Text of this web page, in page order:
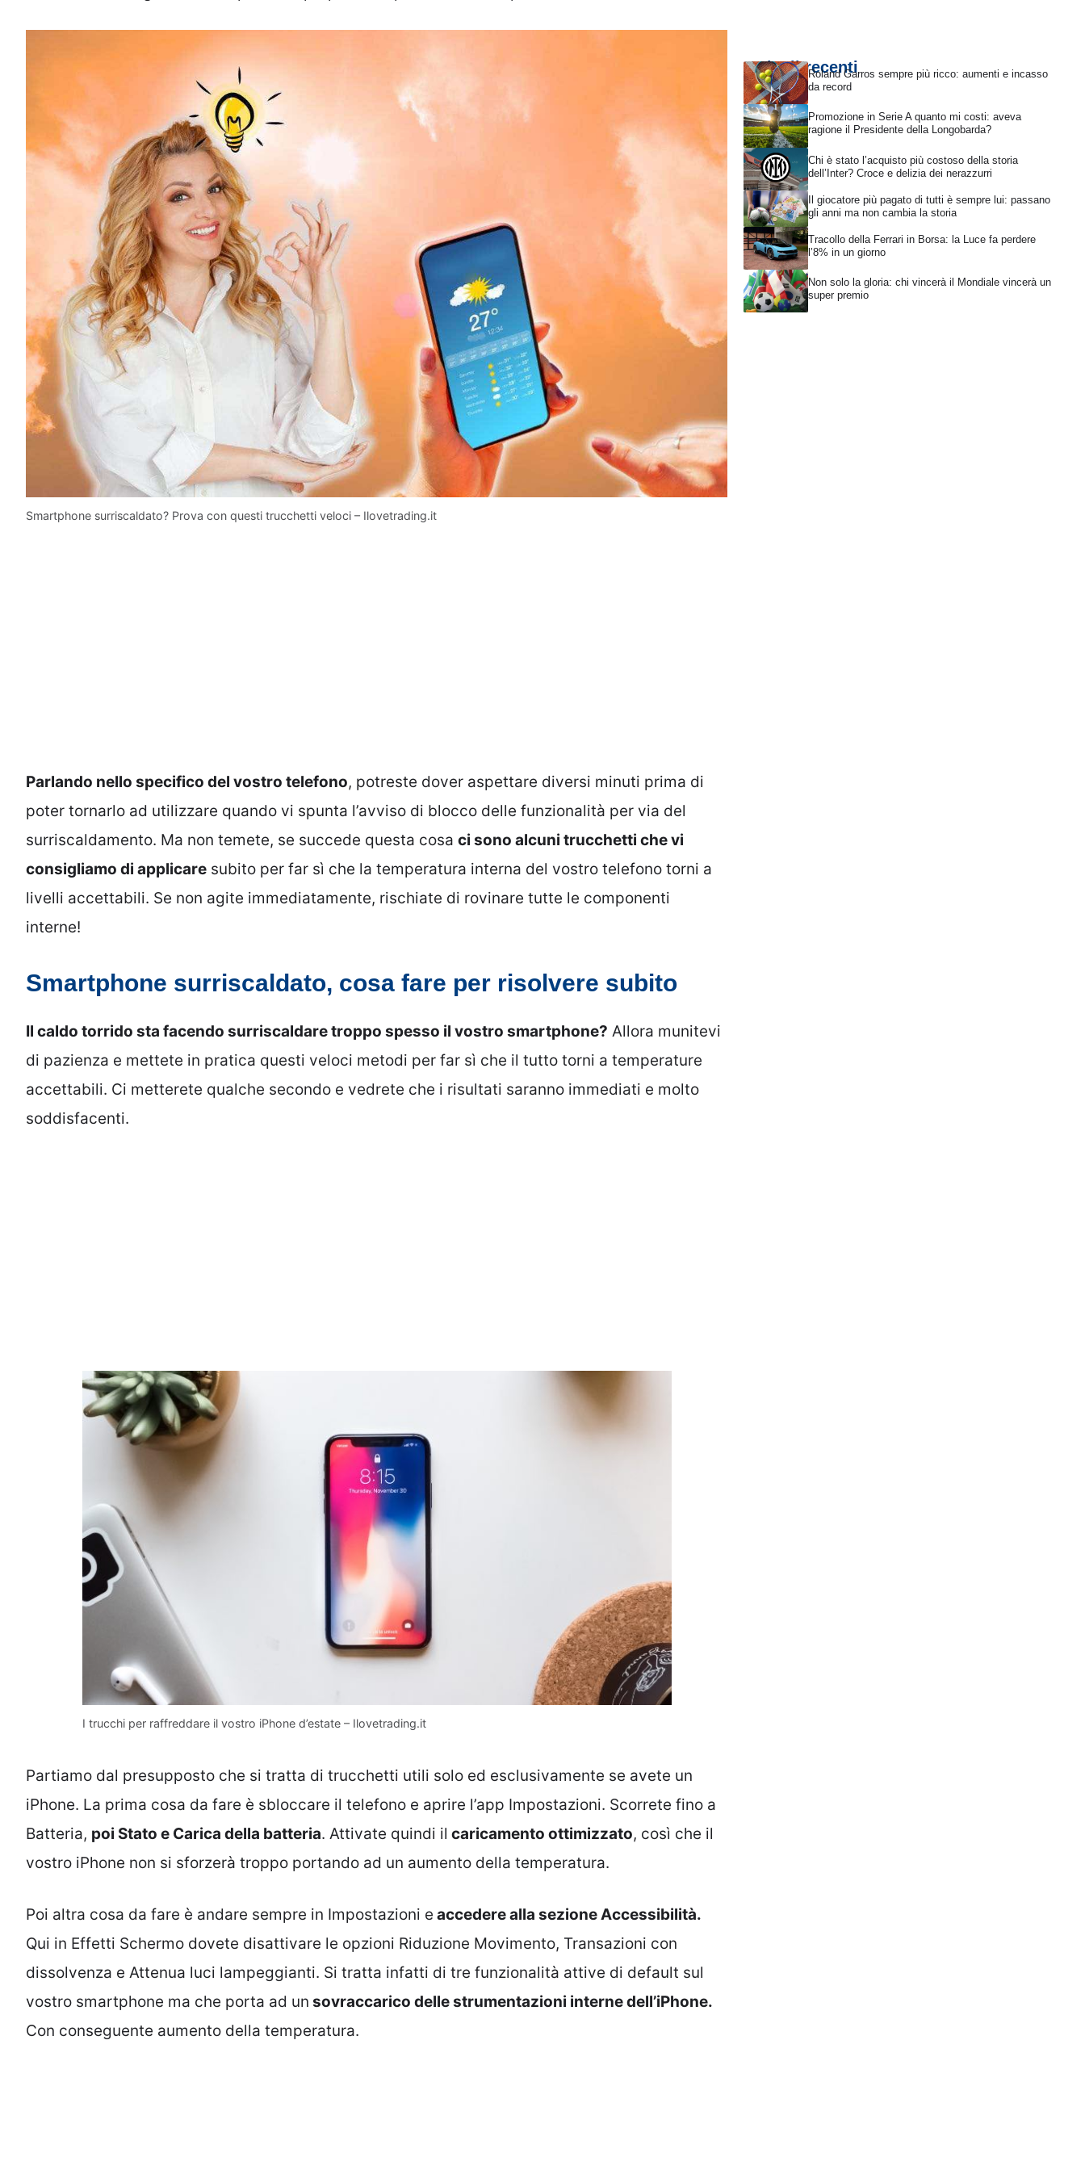
Smartphone surriscaldato? Prova con questi trucchetti veloci – Ilovetrading.it
Parlando nello specifico del vostro telefono, potreste dover aspettare diversi minuti prima di
poter tornarlo ad utilizzare quando vi spunta l’avviso di blocco delle funzionalità per via del
surriscaldamento. Ma non temete, se succede questa cosa ci sono alcuni trucchetti che vi
consigliamo di applicare subito per far sì che la temperatura interna del vostro telefono torni a
livelli accettabili. Se non agite immediatamente, rischiate di rovinare tutte le componenti
interne!
Smartphone surriscaldato, cosa fare per risolvere subito
Il caldo torrido sta facendo surriscaldare troppo spesso il vostro smartphone? Allora munitevi
di pazienza e mettete in pratica questi veloci metodi per far sì che il tutto torni a temperature
accettabili. Ci metterete qualche secondo e vedrete che i risultati saranno immediati e molto
soddisfacenti.
I trucchi per raffreddare il vostro iPhone d’estate – Ilovetrading.it
Partiamo dal presupposto che si tratta di trucchetti utili solo ed esclusivamente se avete un
iPhone. La prima cosa da fare è sbloccare il telefono e aprire l’app Impostazioni. Scorrete fino a
Batteria, poi Stato e Carica della batteria. Attivate quindi il caricamento ottimizzato, così che il
vostro iPhone non si sforzerà troppo portando ad un aumento della temperatura.
Poi altra cosa da fare è andare sempre in Impostazioni e accedere alla sezione Accessibilità.
Qui in Effetti Schermo dovete disattivare le opzioni Riduzione Movimento, Transazioni con
dissolvenza e Attenua luci lampeggianti. Si tratta infatti di tre funzionalità attive di default sul
vostro smartphone ma che porta ad un sovraccarico delle strumentazioni interne dell’iPhone.
Con conseguente aumento della temperatura.
Articoli recentiRoland Garros sempre più ricco: aumenti e incasso
da record
Promozione in Serie A quanto mi costi: aveva
ragione il Presidente della Longobarda?
Chi è stato l’acquisto più costoso della storia
dell’Inter? Croce e delizia dei nerazzurri
Il giocatore più pagato di tutti è sempre lui: passano
gli anni ma non cambia la storia
Tracollo della Ferrari in Borsa: la Luce fa perdere
l’8% in un giorno
Non solo la gloria: chi vincerà il Mondiale vincerà un
super premio